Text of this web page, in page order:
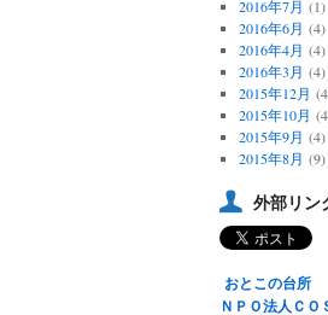
2016年7月 (1)
2016年6月 (4)
2016年4月 (4)
2016年3月 (4)
2015年12月
2015年10月
2015年9月 (4)
2015年8月 (9)
外部リン
おとこの台所
ＮＰＯ法人Ｃ